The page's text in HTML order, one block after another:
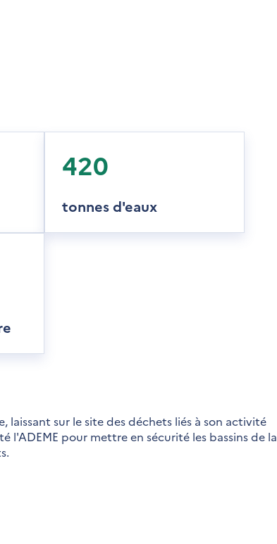
420
tonnes d'eaux
laissant sur le site des déchets liés à son activité
pour mettre en sécurité les bassins de la